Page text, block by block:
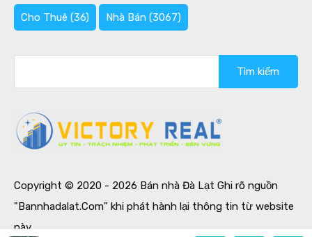
Cho Thuê (36) Nhà Bán (3067)
kiếm
cho:
Copyright © 2020 - 2026 Bán nhà Đà Lạt Ghi rõ nguồn
"Bannhadalat.Com" khi phát hành lại thông tin từ website
này.